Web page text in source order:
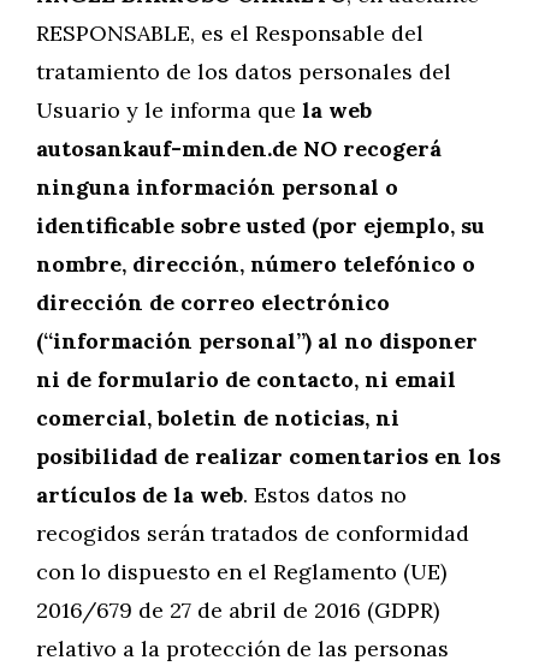
RESPONSABLE, es el Responsable del
tratamiento de los datos personales del
Usuario y le informa que la web
autosankauf-minden.de NO recogerá
ninguna información personal o
identificable sobre usted (por ejemplo, su
nombre, dirección, número telefónico o
dirección de correo electrónico
(“información personal”) al no disponer
ni de formulario de contacto, ni email
comercial, boletin de noticias, ni
posibilidad de realizar comentarios en los
artículos de la web. Estos datos no
recogidos serán tratados de conformidad
con lo dispuesto en el Reglamento (UE)
2016/679 de 27 de abril de 2016 (GDPR)
relativo a la protección de las personas